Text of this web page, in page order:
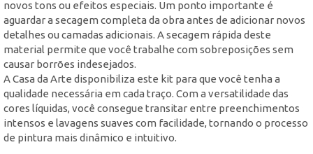
novos tons ou efeitos especiais. Um ponto importante é
aguardar a secagem completa da obra antes de adicionar novos
detalhes ou camadas adicionais. A secagem rápida deste
material permite que você trabalhe com sobreposições sem
causar borrões indesejados.
A Casa da Arte disponibiliza este kit para que você tenha a
qualidade necessária em cada traço. Com a versatilidade das
cores líquidas, você consegue transitar entre preenchimentos
intensos e lavagens suaves com facilidade, tornando o processo
de pintura mais dinâmico e intuitivo.